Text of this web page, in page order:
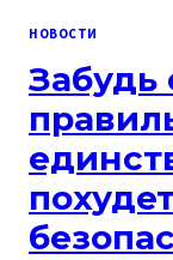
НОВОСТИ
Забудь